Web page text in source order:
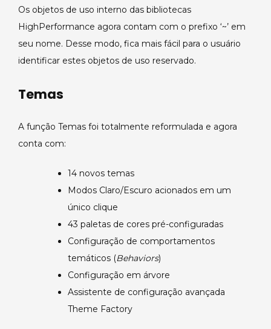
Os objetos de uso interno das bibliotecas
HighPerformance agora contam com o prefixo ‘~’ em
seu nome. Desse modo, fica mais fácil para o usuário
identificar estes objetos de uso reservado.
Temas
A função Temas foi totalmente reformulada e agora
conta com:
14 novos temas
Modos Claro/Escuro acionados em um
único clique
43 paletas de cores pré-configuradas
Configuração de comportamentos
temáticos (Behaviors)
Configuração em árvore
Assistente de configuração avançada
Theme Factory